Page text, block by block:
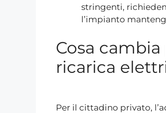
stringenti,
l’impianto
Cosa
ricarica
Per il cittadino privato,